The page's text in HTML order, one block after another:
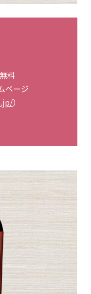
料
ページ
）